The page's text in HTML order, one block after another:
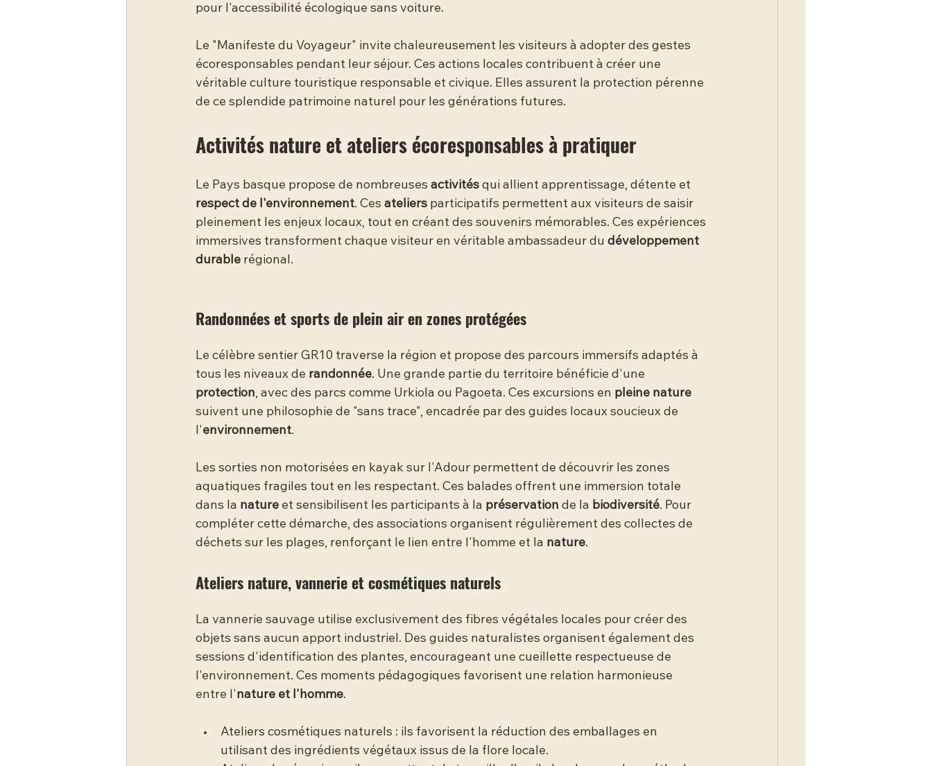
pour l'accessibilité écologique sans voiture.
Le "Manifeste du Voyageur" invite chaleureusement les visiteurs à adopter des gestes
écoresponsables pendant leur séjour. Ces actions locales contribuent à créer une
véritable culture touristique responsable et civique. Elles assurent la protection pérenne
de ce splendide patrimoine naturel pour les générations futures.
Activités nature et ateliers écoresponsables à pratiquer
Le Pays basque propose de nombreuses activités qui allient apprentissage, détente et
respect de l'environnement. Ces ateliers participatifs permettent aux visiteurs de saisir
pleinement les enjeux locaux, tout en créant des souvenirs mémorables. Ces expériences
immersives transforment chaque visiteur en véritable ambassadeur du développement
durable régional.
Randonnées et sports de plein air en zones protégées
Le célèbre sentier GR10 traverse la région et propose des parcours immersifs adaptés à
tous les niveaux de randonnée. Une grande partie du territoire bénéficie d'une
protection, avec des parcs comme Urkiola ou Pagoeta. Ces excursions en pleine nature
suivent une philosophie de "sans trace", encadrée par des guides locaux soucieux de
l'environnement.
Les sorties non motorisées en kayak sur l'Adour permettent de découvrir les zones
aquatiques fragiles tout en les respectant. Ces balades offrent une immersion totale
dans la nature et sensibilisent les participants à la préservation de la biodiversité. Pour
compléter cette démarche, des associations organisent régulièrement des collectes de
déchets sur les plages, renforçant le lien entre l'homme et la nature.
Ateliers nature, vannerie et cosmétiques naturels
La vannerie sauvage utilise exclusivement des fibres végétales locales pour créer des
objets sans aucun apport industriel. Des guides naturalistes organisent également des
sessions d'identification des plantes, encourageant une cueillette respectueuse de
l'environnement. Ces moments pédagogiques favorisent une relation harmonieuse
entre l'nature et l'homme.
Ateliers cosmétiques naturels : ils favorisent la réduction des emballages en
utilisant des ingrédients végétaux issus de la flore locale.